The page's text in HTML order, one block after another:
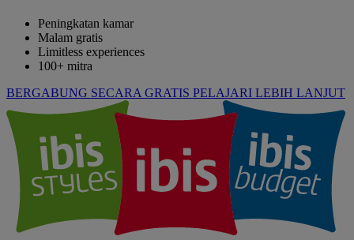
Peningkatan kamar
Malam gratis
Limitless experiences
100+ mitra
BERGABUNG SECARA GRATIS PELAJARI LEBIH LANJUT